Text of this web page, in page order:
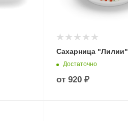
Сахарница "Лилии"
Достаточно
от920 ₽